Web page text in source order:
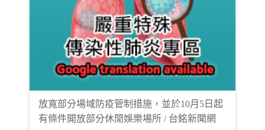
放寬部分場域防疫管制措施，並於10月5日起
有條件開放部分休閒娛樂場所 / 台銘新聞網